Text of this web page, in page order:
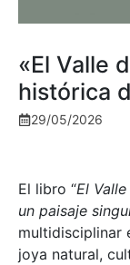
«El Valle
histórica
29/05/2026
El libro “El
un paisaje
multidisciplinar
joya natural,